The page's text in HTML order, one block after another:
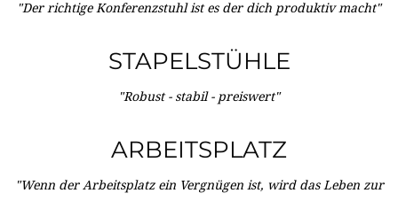
"Der richtige Konferenzstuhl ist es der dich produktiv macht"
STAPELSTÜHLE
"Robust - stabil - preiswert"
ARBEITSPLATZ
"Wenn der Arbeitsplatz ein Vergnügen ist, wird das Leben zur